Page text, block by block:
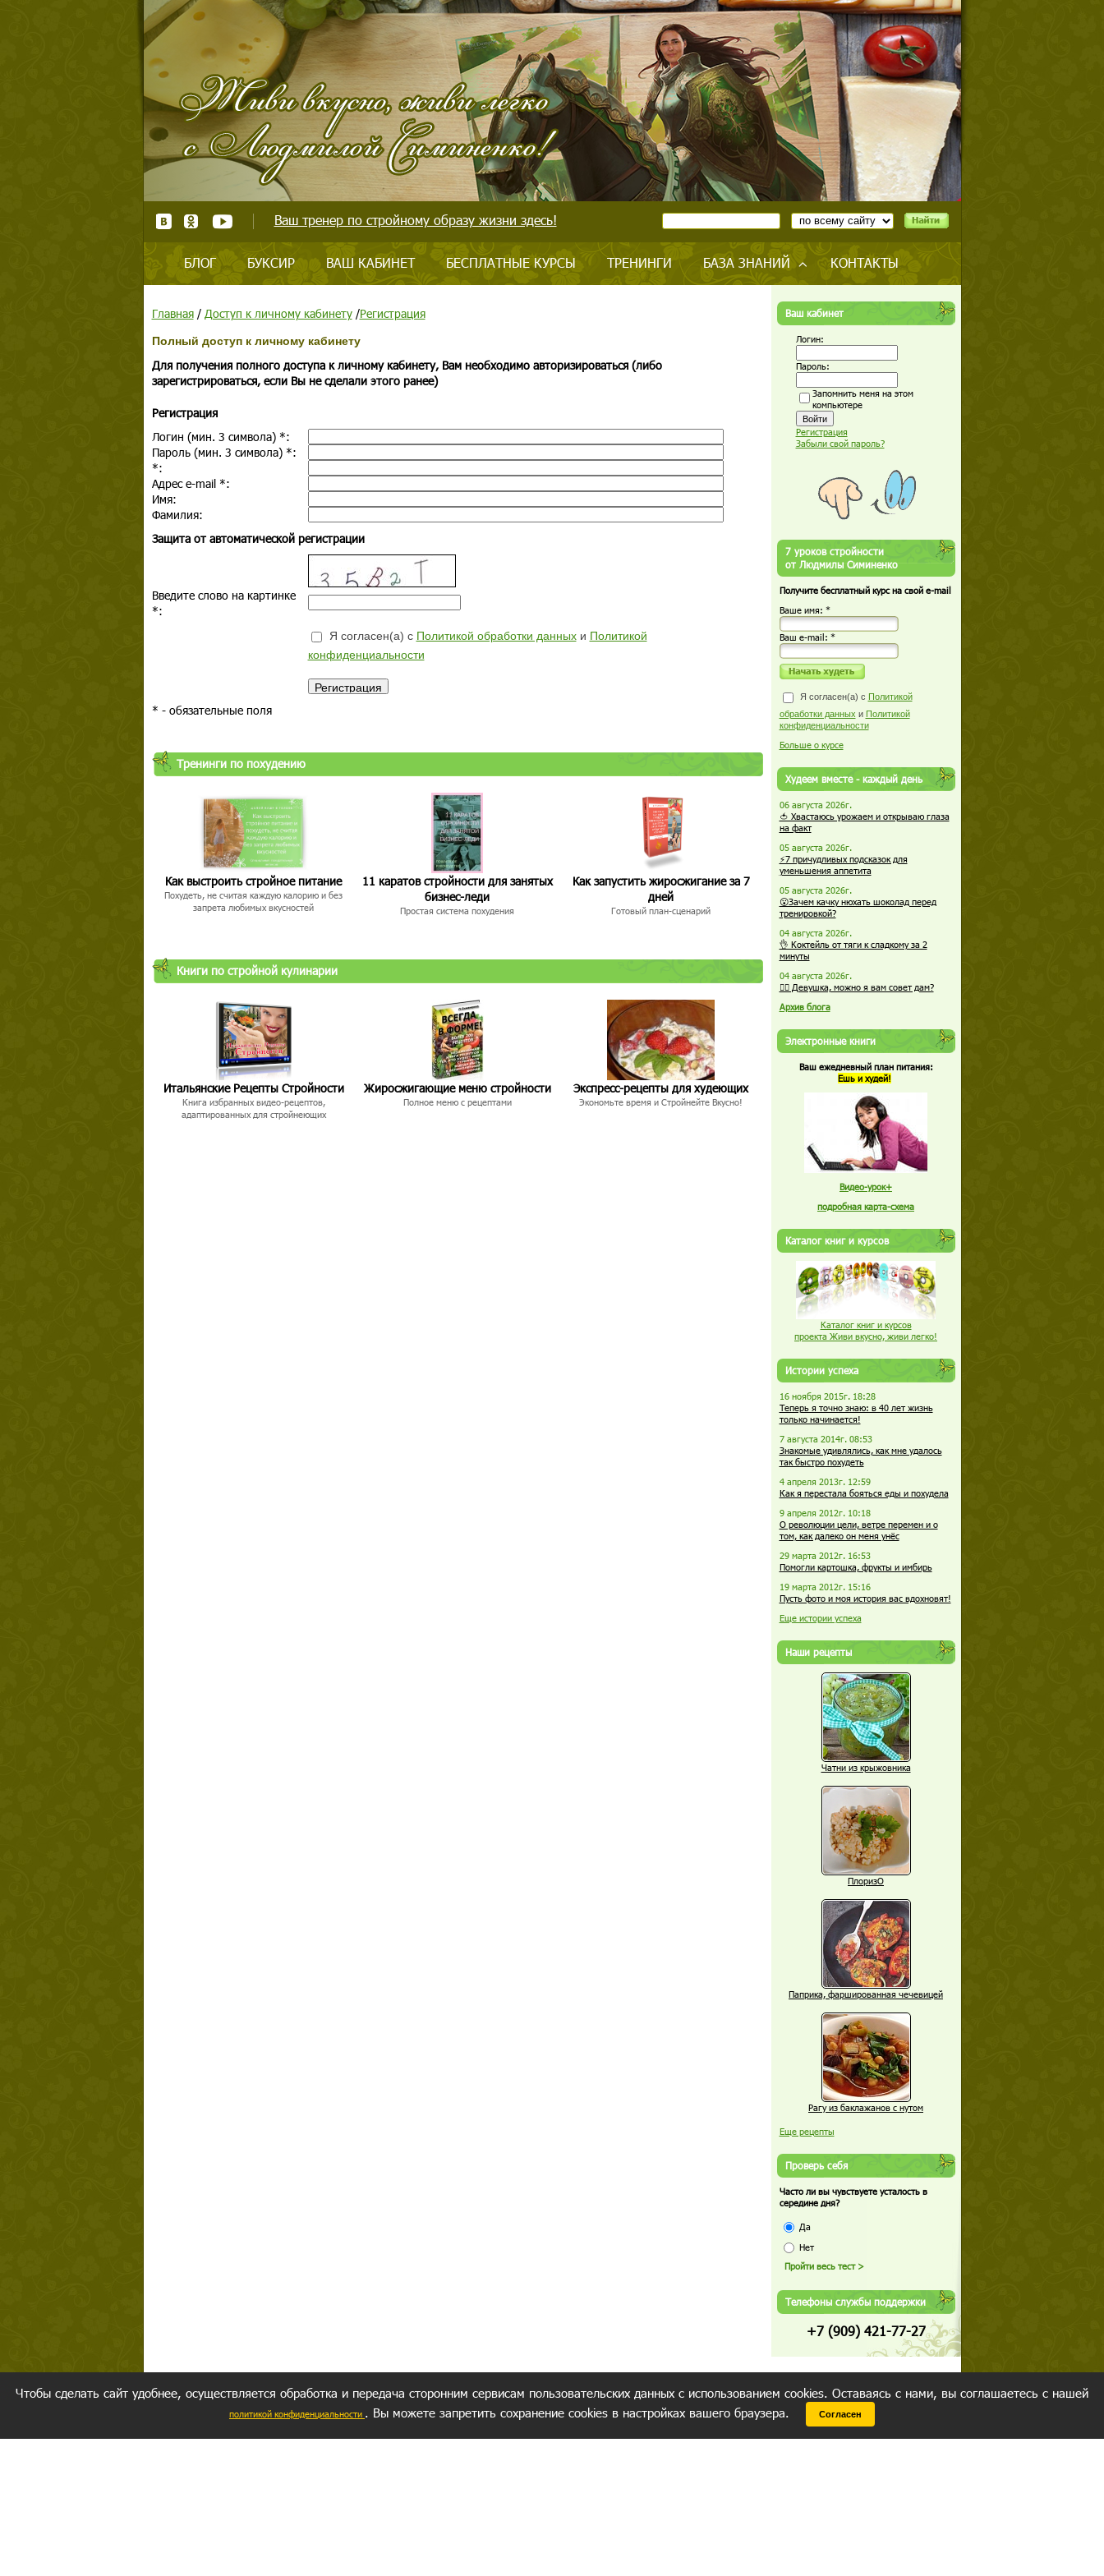
Ваш тренер по стройному образу жизни здесь!
БЛОГ БУКСИР ВАШ КАБИНЕТ БЕСПЛАТНЫЕ КУРСЫ ТРЕНИНГИ БАЗА ЗНАНИЙ КОНТАКТЫ
Главная/ Доступ к личному кабинету/Регистрация
Полный доступ к личному кабинету
Для получения полного доступа к личному кабинету, Вам необходимо авторизироваться (либо
зарегистрироваться, если Вы не сделали этого ранее)
Регистрация
Логин (мин. 3 символа) *:
Пароль (мин. 3 символа) *:
*:
Адрес e-mail *:
Имя:
Фамилия:
Защита от автоматической регистрации
Введите слово на картинке
*:
Я согласен(а) с Политикой обработки данныхи Политикой
конфиденциальности
* - обязательные поля
Тренинги по похудению
Как выстроить стройное питание
Похудеть, не считая каждую калорию и без
запрета любимых вкусностей
11 каратов стройности для занятых
бизнес-леди
Простая система похудения
Как запустить жиросжигание за 7
дней
Готовый план-сценарий
Книги по стройной кулинарии
Итальянские Рецепты Стройности
Книга избранных видео-рецептов,
адаптированных для стройнеющих
Жиросжигающие меню стройности
Полное меню с рецептами
Экспресс-рецепты для худеющих
Экономьте время и Стройнейте Вкусно!
Ваш кабинет
Логин:
Пароль:
Запомнить меня на этом
компьютере
Регистрация
Забыли свой пароль?
7 уроков стройности
от Людмилы Симиненко
Получите бесплатный курс на свой e-mail
Ваше имя: *
Ваш е-mail: *
Я согласен(а) с Политикой
обработки данных и Политикой
конфиденциальности
Больше о курсе
Худеем вместе - каждый день
06 августа 2026г.
🍅 Хвастаюсь урожаем и открываю глаза
на факт
05 августа 2026г.
⚡7 причудливых подсказок для
уменьшения аппетита
05 августа 2026г.
😮Зачем качку нюхать шоколад перед
тренировкой?
04 августа 2026г.
👌 Коктейль от тяги к сладкому за 2
минуты
04 августа 2026г.
🏋️‍♀️ Девушка, можно я вам совет дам?
Архив блога
Электронные книги
Ваш ежедневный план питания:
Ешь и худей!
Видео-урок+
подробная карта-схема
Каталог книг и курсов
Каталог книг и курсов
проекта Живи вкусно, живи легко!
Истории успеха
16 ноября 2015г. 18:28
Теперь я точно знаю: в 40 лет жизнь
только начинается!
7 августа 2014г. 08:53
Знакомые удивлялись, как мне удалось
так быстро похудеть
4 апреля 2013г. 12:59
Как я перестала бояться еды и похудела
9 апреля 2012г. 10:18
О революции цели, ветре перемен и о
том, как далеко он меня унёс
29 марта 2012г. 16:53
Помогли картошка, фрукты и имбирь
19 марта 2012г. 15:16
Пусть фото и моя история вас вдохновят!
Еще истории успеха
Наши рецепты
Чатни из крыжовника
ПлоризО
Паприка, фаршированная чечевицей
Рагу из баклажанов с нутом
Еще рецепты
Проверь себя
Часто ли вы чувствуете усталость в
середине дня?
Да
Нет
Телефоны службы поддержки
+7 (909) 421-77-27
Чтобы сделать сайт удобнее, осуществляется обработка и передача сторонним сервисам пользовательских данных с использованием cookies. Оставаясь с нами, вы соглашаетесь с нашей
политикой конфиденциальности . Вы можете запретить сохранение cookies в настройках вашего браузера. Согласен